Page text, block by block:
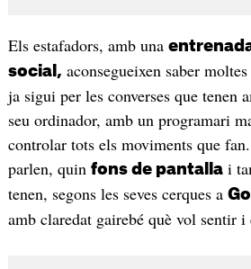
Els estafadors, amb una
social, aconsegueixen saber
ja sigui per les converses que tenen
seu ordinador, amb un programari
controlar tots els moviments que
parlen, quin fons de pantallai
tenen, segons les seves cerques a
amb claredat gairebé què vol sentir